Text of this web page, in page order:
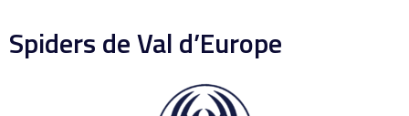
Spiders de Val d’Europe